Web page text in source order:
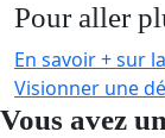
Pour aller
En savoir + sur
Visionner une
Vous avez